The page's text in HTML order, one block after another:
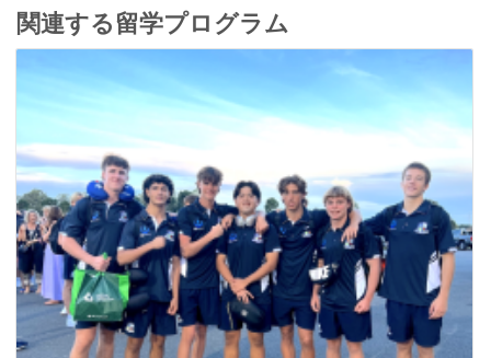
関連する留学プログラム